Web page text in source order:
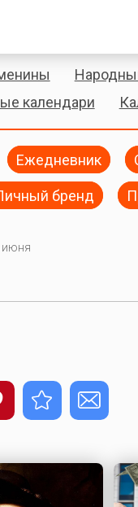
календари
Ежедневник
бренд
июня